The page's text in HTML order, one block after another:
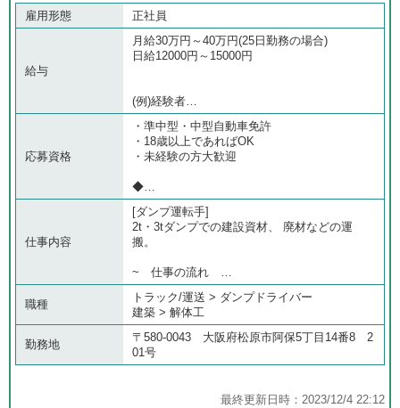
雇用形態 正社員
給与
月給30万円～40万円(25日勤務の場合)
日給12000円～15000円
(例)経験者…
応募資格
・準中型・中型自動車免許
・18歳以上であればOK
・未経験の方大歓迎
◆…
仕事内容
[ダンプ運転手]
2t・3tダンプでの建設資材、 廃材などの運
搬。
~ 仕事の流れ …
職種
トラック/運送 > ダンプドライバー
建築 > 解体工
勤務地
〒580-0043 大阪府松原市阿保5丁目14番8 2
01号
最終更新日時：2023/12/4 22:12